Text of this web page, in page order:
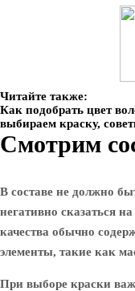
Читайте также:
Как подобрать цвет
выбираем краску,
Смотрим
В составе не должно
негативно сказаться
качества обычно
элементы, такие как
При выборе краски